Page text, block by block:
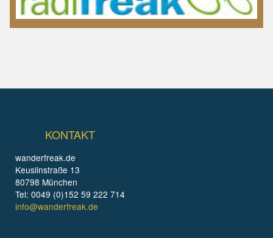
KONTAKT
wanderfreak.de
Keuslinstraße 13
80798 München
Tel: 0049 (0)152 59 222 714
info@wanderfreak.de